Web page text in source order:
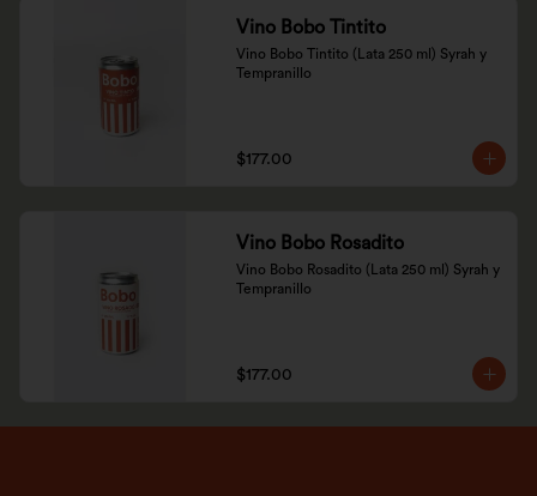
Vino Bobo Tintito
Vino Bobo Tintito (Lata 250 ml) Syrah y
Tempranillo
$177.00
Vino Bobo Rosadito
Vino Bobo Rosadito (Lata 250 ml) Syrah y
Tempranillo
$177.00